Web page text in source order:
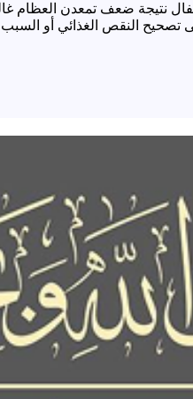
نتيجة ضعف تمعدن العظام
تصحيح النقص الغذائي أو